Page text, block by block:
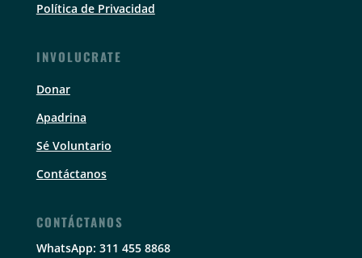
Política de Privacidad
INVOLUCRATE
Donar
Apadrina
Sé Voluntario
Contáctanos
CONTÁCTANOS
WhatsApp: 311 455 8868